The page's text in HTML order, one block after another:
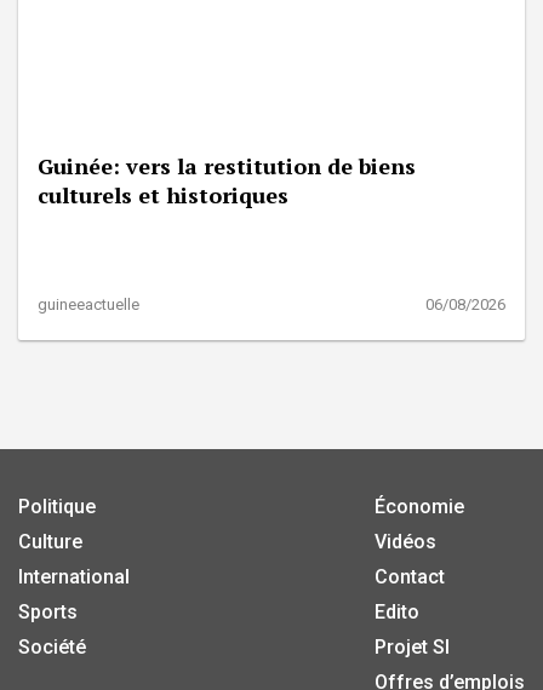
Guinée: vers la restitution de biens
culturels et historiques
guineeactuelle 06/08/2026
Politique
Culture
International
Sports
Société
Économie
Vidéos
Contact
Edito
Projet SI
Offres d’emplois